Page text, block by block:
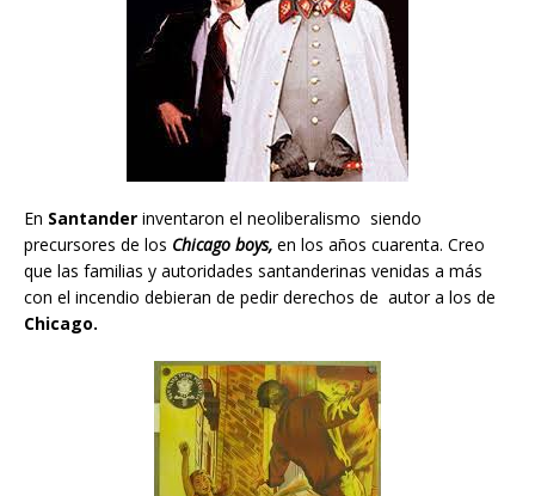
En Santander inventaron el neoliberalismo siendo
precursores de los Chicago boys, en los años cuarenta. Creo
que las familias y autoridades santanderinas venidas a más
con el incendio debieran de pedir derechos de autor a los de
Chicago.